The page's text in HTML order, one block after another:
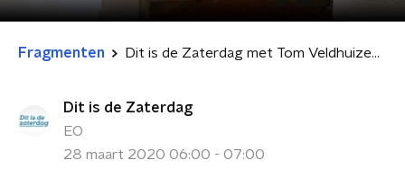
Fragmenten Dit is de Zaterdag met Tom Veldhuizen, Sanne Blauw en Teun van den Elzen
Dit is de Zaterdag
EO
28 maart 2020 06:00 - 07:00